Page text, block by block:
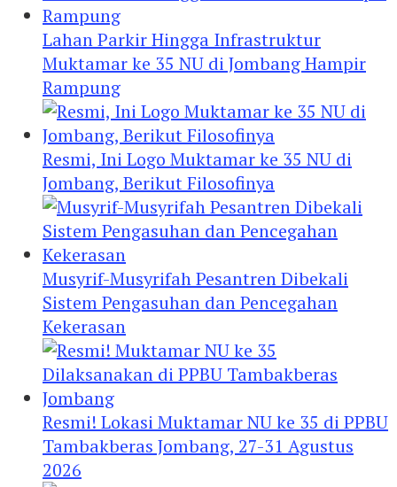
Lahan Parkir Hingga Infrastruktur
Muktamar ke 35 NU di Jombang Hampir
Rampung
Resmi, Ini Logo Muktamar ke 35 NU di
Jombang, Berikut Filosofinya
Musyrif-Musyrifah Pesantren Dibekali
Sistem Pengasuhan dan Pencegahan
Kekerasan
Resmi! Lokasi Muktamar NU ke 35 di PPBU
Tambakberas Jombang, 27-31 Agustus
2026